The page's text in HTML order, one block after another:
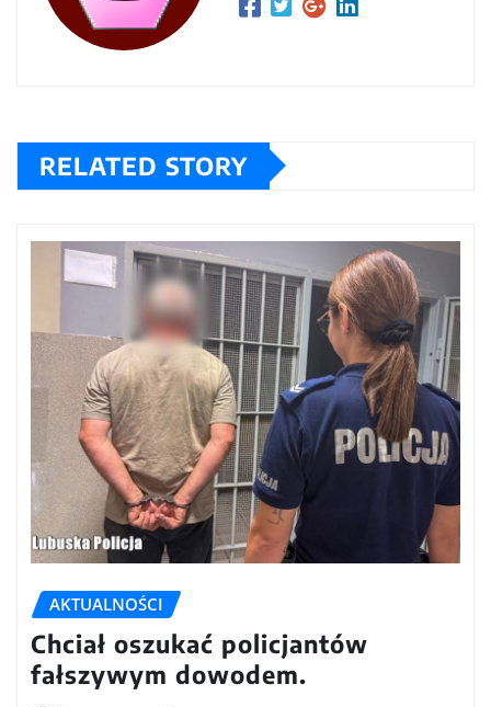
RELATED STORY
AKTUALNOŚCI
Chciał oszukać policjantów
fałszywym dowodem.